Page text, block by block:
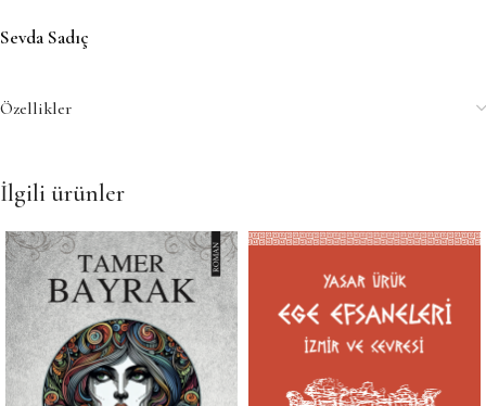
Sevda Sadıç
Özellikler
İlgili ürünler